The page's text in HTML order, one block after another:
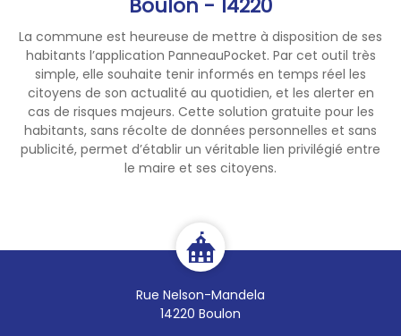
La commune est heureuse de mettre à disposition de ses
habitants l’application PanneauPocket. Par cet outil très
simple, elle souhaite tenir informés en temps réel les
citoyens de son actualité au quotidien, et les alerter en
cas de risques majeurs. Cette solution gratuite pour les
habitants, sans récolte de données personnelles et sans
publicité, permet d’établir un véritable lien privilégié entre
le maire et ses citoyens.
Rue Nelson-Mandela
14220 Boulon